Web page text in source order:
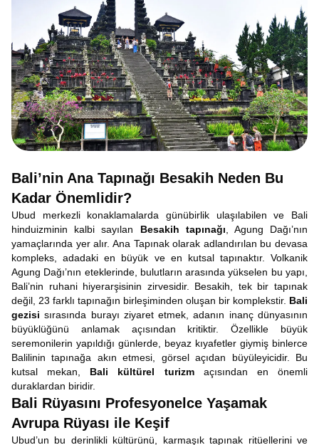
Bali’nin Ana Tapınağı Besakih Neden Bu
Kadar Önemlidir?
Ubud merkezli konaklamalarda günübirlik ulaşılabilen ve Bali
hinduizminin kalbi sayılan Besakih tapınağı , Agung Dağı’nın
yamaçlarında yer alır. Ana Tapınak olarak adlandırılan bu devasa
kompleks, adadaki en büyük ve en kutsal tapınaktır. Volkanik
Agung Dağı’nın eteklerinde, bulutların arasında yükselen bu yapı,
Bali’nin ruhani hiyerarşisinin zirvesidir. Besakih, tek bir tapınak
değil, 23 farklı tapınağın birleşiminden oluşan bir komplekstir. Bali
gezisi sırasında burayı ziyaret etmek, adanın inanç dünyasının
büyüklüğünü anlamak açısından kritiktir. Özellikle büyük
seremonilerin yapıldığı günlerde, beyaz kıyafetler giymiş binlerce
Balilinin tapınağa akın etmesi, görsel açıdan büyüleyicidir. Bu
kutsal mekan, Bali kültürel turizmaçısından en önemli
duraklardan biridir.
Bali Rüyasını Profesyonelce Yaşamak
Avrupa Rüyası ile Keşif
Ubud’un bu derinlikli kültürünü, karmaşık tapınak ritüellerini ve